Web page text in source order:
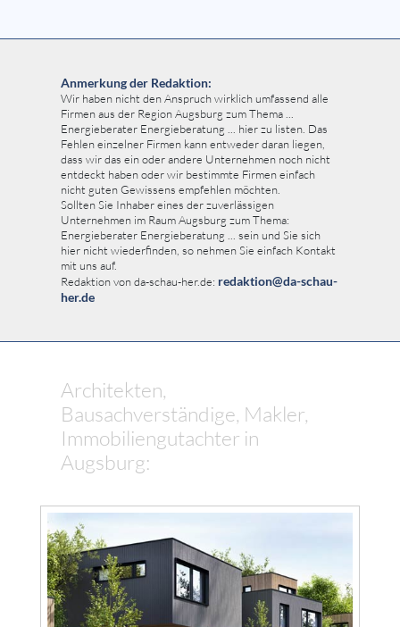
Anmerkung der Redaktion:
Wir haben nicht den Anspruch wirklich umfassend alle
Firmen aus der Region Augsburg zum Thema ...
Energieberater Energieberatung ... hier zu listen. Das
Fehlen einzelner Firmen kann entweder daran liegen,
dass wir das ein oder andere Unternehmen noch nicht
entdeckt haben oder wir bestimmte Firmen einfach
nicht guten Gewissens empfehlen möchten.
Sollten Sie Inhaber eines der zuverlässigen
Unternehmen im Raum Augsburg zum Thema:
Energieberater Energieberatung ... sein und Sie sich
hier nicht wiederfinden, so nehmen Sie einfach Kontakt
mit uns auf.
Redaktion von da-schau-her.de: redaktion@da-schau-
her.de
Architekten,
Bausachverständige, Makler,
Immobiliengutachter in
Augsburg: